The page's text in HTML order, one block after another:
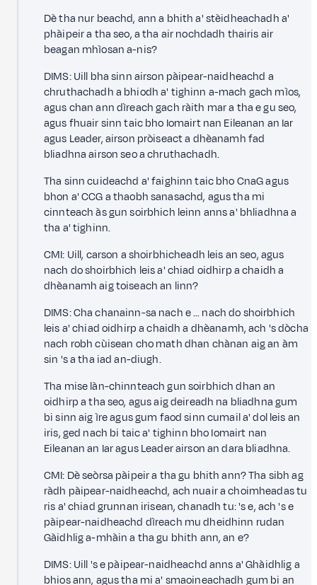
Dè tha nur beachd, ann a bhith a' stèidheachadh a'
phàipeir a tha seo, a tha air nochdadh thairis air
beagan mhìosan a-nis?
DIMS: Uill bha sinn airson pàipear-naidheachd a
chruthachadh a bhiodh a' tighinn a-mach gach mìos,
agus chan ann dìreach gach ràith mar a tha e gu seo,
agus fhuair sinn taic bho Iomairt nan Eileanan an Iar
agus Leader, airson pròiseact a dhèanamh fad
bliadhna airson seo a chruthachadh.
Tha sinn cuideachd a' faighinn taic bho CnaG agus
bhon a' CCG a thaobh sanasachd, agus tha mi
cinnteach às gun soirbhich leinn anns a' bhliadhna a
tha a' tighinn.
CMI: Uill, carson a shoirbhicheadh leis an seo, agus
nach do shoirbhich leis a' chiad oidhirp a chaidh a
dhèanamh aig toiseach an linn?
DIMS: Cha chanainn-sa nach e … nach do shoirbhich
leis a' chiad oidhirp a chaidh a dhèanamh, ach 's dòcha
nach robh cùisean cho math dhan chànan aig an àm
sin 's a tha iad an-diugh.
Tha mise làn-chinnteach gun soirbhich dhan an
oidhirp a tha seo, agus aig deireadh na bliadhna gum
bi sinn aig ìre agus gum faod sinn cumail a' dol leis an
iris, ged nach bi taic a' tighinn bho Iomairt nan
Eileanan an Iar agus Leader airson an dara bliadhna.
CMI: Dè seòrsa pàipeir a tha gu bhith ann? Tha sibh ag
ràdh pàipear-naidheachd, ach nuair a choimheadas tu
ris a' chiad grunnan irisean, chanadh tu: 's e, ach 's e
pàipear-naidheachd dìreach mu dheidhinn rudan
Gàidhlig a-mhàin a tha gu bhith ann, an e?
DIMS: Uill 's e pàipear-naidheachd anns a' Ghàidhlig a
bhios ann, agus tha mi a' smaoineachadh gum bi an